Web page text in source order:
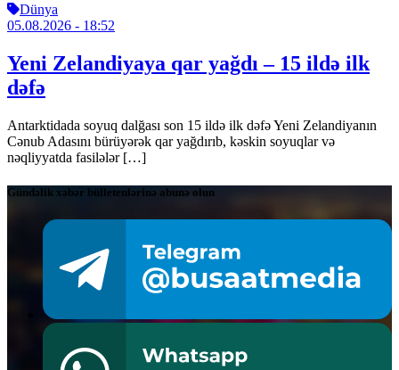
Dünya
05.08.2026 - 18:52
Yeni Zelandiyaya qar yağdı – 15 ildə ilk
dəfə
Antarktidada soyuq dalğası son 15 ildə ilk dəfə Yeni Zelandiyanın
Cənub Adasını bürüyərək qar yağdırıb, kəskin soyuqlar və
nəqliyyatda fasilələr […]
Gündəlik xəbər bülletenlərinə abunə olun